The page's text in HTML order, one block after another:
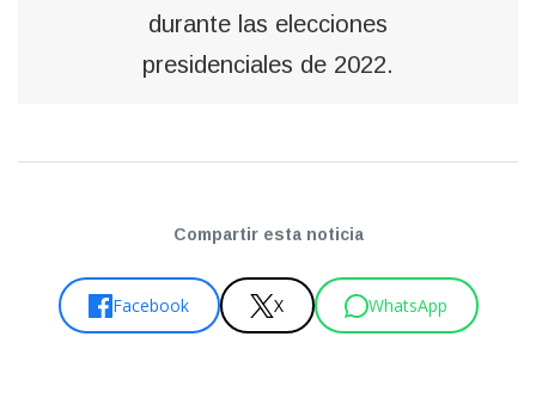
durante las elecciones
presidenciales de 2022.
Compartir esta noticia
Facebook X WhatsApp